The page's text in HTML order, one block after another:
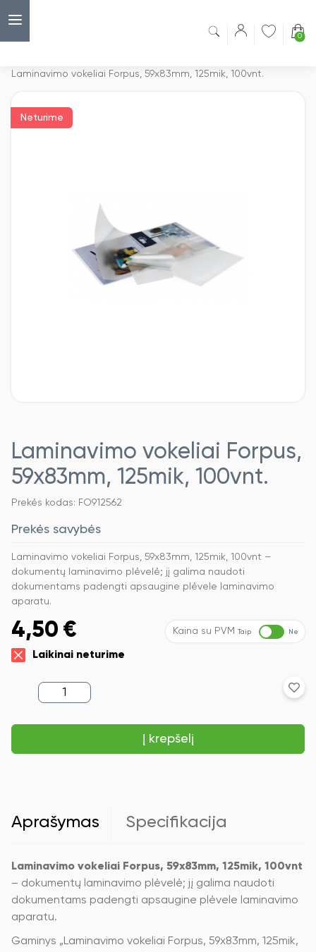
0
Laminavimo vokeliai Forpus, 59x83mm, 125mik, 100vnt.
Neturime
Laminavimo vokeliai Forpus,
59x83mm, 125mik, 100vnt.
Prekės kodas: FO912562
Prekės savybės
Laminavimo vokeliai Forpus, 59x83mm, 125mik, 100vnt –
dokumentų laminavimo plėvelė; jį galima naudoti
dokumentams padengti apsaugine plėvele laminavimo
aparatu.
4,50 € Kaina su PVM Taip Ne
Laikinai neturime
produkto
kiekis:
vokeliai
59x83mm,
Į krepšelį
Aprašymas Specifikacija
Laminavimo vokeliai Forpus, 59x83mm, 125mik, 100vnt
– dokumentų laminavimo plėvelė; jį galima naudoti
dokumentams padengti apsaugine plėvele laminavimo
aparatu.
Gaminys „Laminavimo vokeliai Forpus, 59x83mm, 125mik,